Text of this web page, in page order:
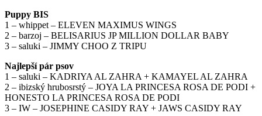
Puppy BIS
1 – whippet – ELEVEN MAXIMUS WINGS
2 – barzoj – BELISARIUS JP MILLION DOLLAR BABY
3 – saluki – JIMMY CHOO Z TRIPU
Najlepší pár psov
1 – saluki – KADRIYA AL ZAHRA + KAMAYEL AL ZAHRA
2 – ibizský hrubosrstý – JOYA LA PRINCESA ROSA DE PODI +
HONESTO LA PRINCESA ROSA DE PODI
3 – IW – JOSEPHINE CASIDY RAY + JAWS CASIDY RAY